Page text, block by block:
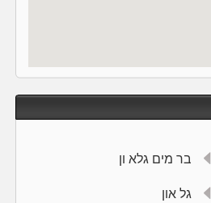
בר מים גלא ון
גל און